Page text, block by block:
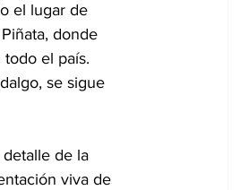
el lugar de
donde
el país.
se sigue
de la
viva de